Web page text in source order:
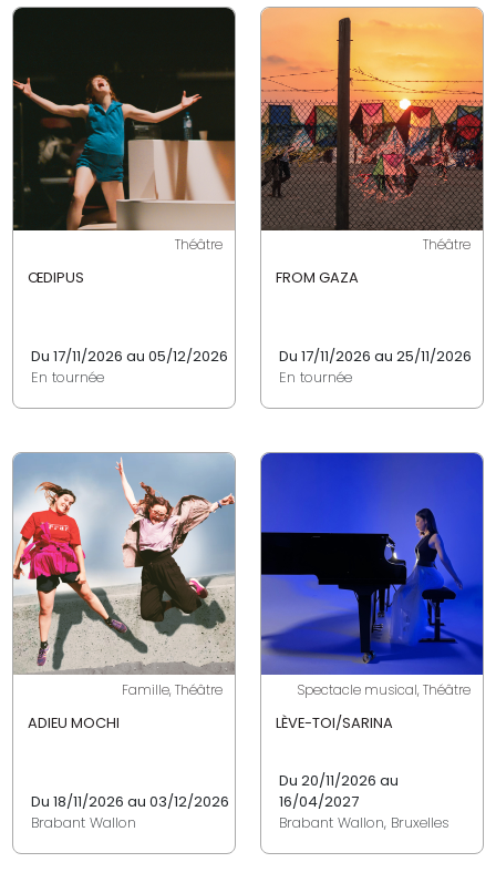
Théâtre
ŒDIPUS
Du 17/11/2026 au 05/12/2026
En tournée
Théâtre
FROM GAZA
Du 17/11/2026 au 25/11/2026
En tournée
Famille, Théâtre
ADIEU MOCHI
Du 18/11/2026 au 03/12/2026
Brabant Wallon
Spectacle musical, Théâtre
LÈVE-TOI/SARINA
Du 20/11/2026 au
16/04/2027
Brabant Wallon, Bruxelles